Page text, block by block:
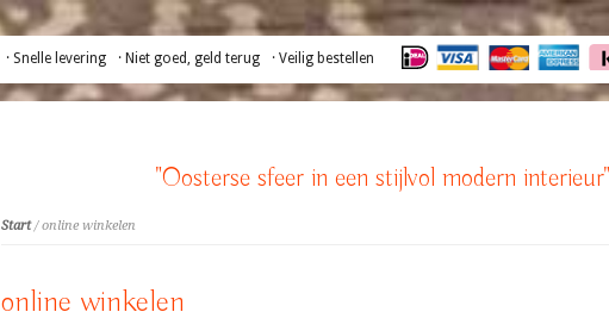
· Snelle levering · Niet goed, geld terug · Veilig bestellen
"Oosterse sfeer in een stijlvol modern interieur"
Start/ online winkelen
online winkelen